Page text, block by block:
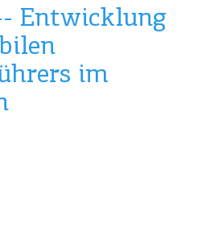
Entwicklung
im